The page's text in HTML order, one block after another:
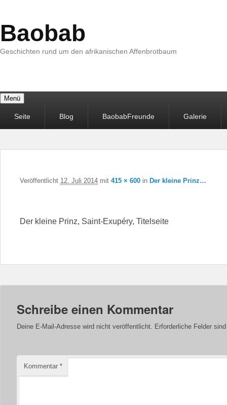
Baobab
Geschichten rund um den afrikanischen Affenbrotbaum
Menü
MenüSeite Blog BaobabFreunde Galerie
Veröffentlicht 12. Juli 2014 mit 415 × 600 in Der kleine Prinz…
Der kleine Prinz, Saint-Exupéry, Titelseite
Schreibe einen Kommentar
Deine E-Mail-Adresse wird nicht veröffentlicht. Erforderliche Felder
Kommentar *